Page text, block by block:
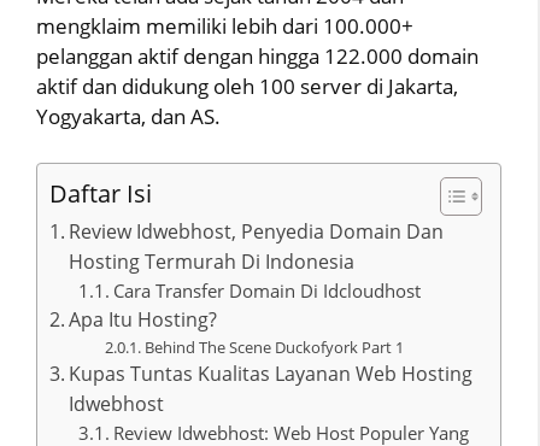
mengklaim memiliki lebih dari 100.000+
pelanggan aktif dengan hingga 122.000 domain
aktif dan didukung oleh 100 server di Jakarta,
Yogyakarta, dan AS.
Daftar Isi
Review Idwebhost, Penyedia Domain Dan
Hosting Termurah Di Indonesia
Cara Transfer Domain Di Idcloudhost
Apa Itu Hosting?
Behind The Scene Duckofyork Part 1
Kupas Tuntas Kualitas Layanan Web Hosting
Idwebhost
Review Idwebhost: Web Host Populer Yang